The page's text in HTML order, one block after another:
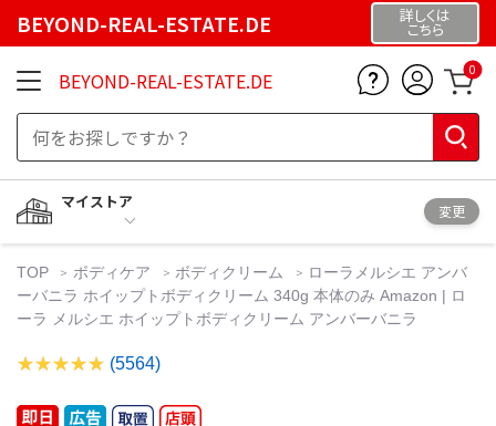
BEYOND-REAL-ESTATE.DE 詳しくは
こちら
BEYOND-REAL-ESTATE.DE 0
マイストア
変更
TOP ボディケア ボディクリーム
ローラメルシエ アンバ
ーバニラ ホイップトボディクリーム 340g 本体のみ Amazon | ロ
ーラ メルシエ ホイップトボディクリーム アンバーバニラ
(5564)